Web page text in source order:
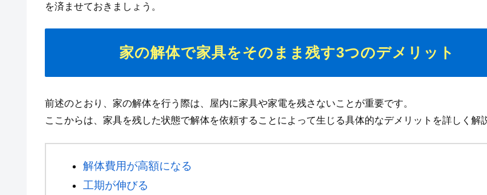
を済ませておきましょう。
家の解体で家具をそのまま残す3つのデメリット
前述のとおり、家の解体を行う際は、屋内に家具や家電を残さないことが重要です。
ここからは、家具を残した状態で解体を依頼することによって生じる具体的なデメリットを詳しく解
解体費用が高額になる
工期が伸びる